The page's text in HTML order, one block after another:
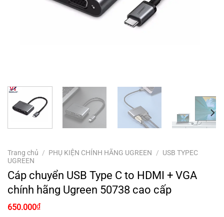
Trang chủ / PHỤ KIỆN CHÍNH HÃNG UGREEN / USB TYPEC
UGREEN
Cáp chuyển USB Type C to HDMI + VGA
chính hãng Ugreen 50738 cao cấp
650.000₫